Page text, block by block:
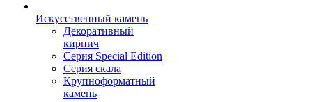
Искусственный камень
Декоративный
кирпич
Серия Special Edition
Серия скала
Крупноформатный
камень